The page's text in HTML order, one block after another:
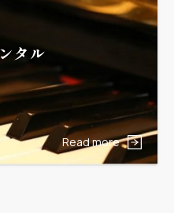
タル
Read more